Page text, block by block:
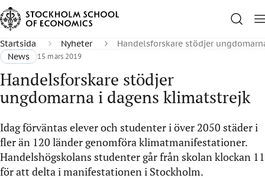
Startsida Nyheter
Handelsforskare stödjer
News
15 mars 2019
Handelsforskare stödjer
ungdomarna i dagens klimatstrejk
Idag förväntas elever och studenter i över 2050 städer i
fler än 120 länder genomföra klimatmanifestationer.
Handelshögskolans studenter går från skolan klockan 11
för att delta i manifestationen i Stockholm.